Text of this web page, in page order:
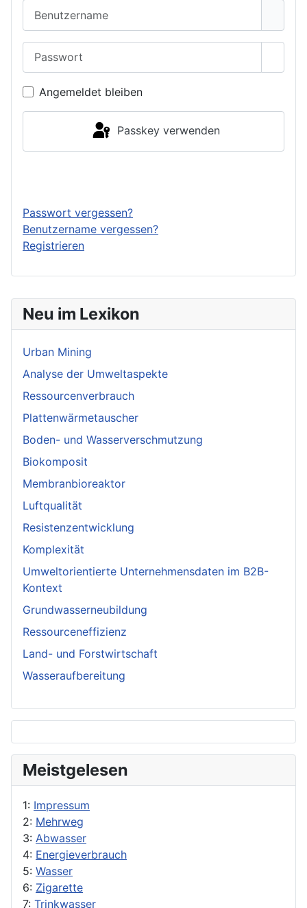
Neu im Lexikon
Urban Mining
Analyse der Umweltaspekte
Ressourcenverbrauch
Plattenwärmetauscher
Boden- und Wasserverschmutzung
Biokomposit
Membranbioreaktor
Luftqualität
Resistenzentwicklung
Komplexität
Umweltorientierte Unternehmensdaten im B2B-
Kontext
Grundwasserneubildung
Ressourceneffizienz
Land- und Forstwirtschaft
Wasseraufbereitung
Meistgelesen
1: Impressum
2: Mehrweg
3: Abwasser
4: Energieverbrauch
5: Wasser
6: Zigarette
7: Trinkwasser
Angemeldet bleiben
Passkey verwenden
Passwort vergessen?
Benutzername vergessen?
Registrieren